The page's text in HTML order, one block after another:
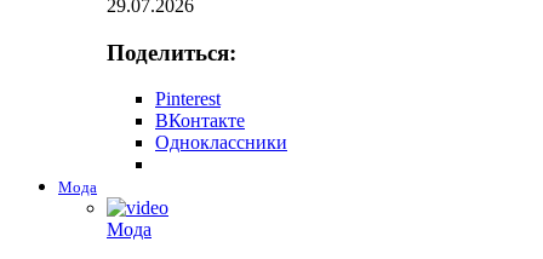
29.07.2026
Поделиться:
Pinterest
ВКонтакте
Одноклассники
Мода
Мода